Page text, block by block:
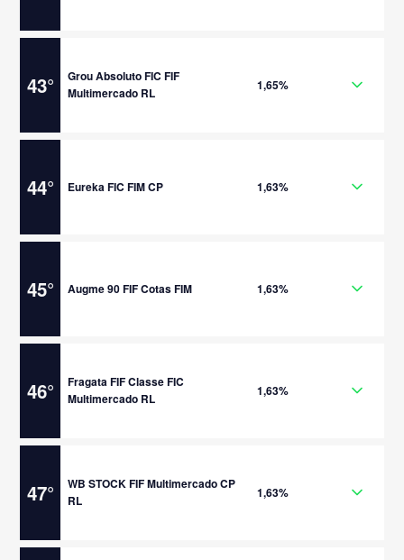
43°
Grou Absoluto FIC FIF
Multimercado RL
1,65%
44° Eureka FIC FIM CP 1,63%
45° Augme 90 FIF Cotas FIM 1,63%
46°
Fragata FIF Classe FIC
Multimercado RL
1,63%
47°
WB STOCK FIF Multimercado CP
RL
1,63%